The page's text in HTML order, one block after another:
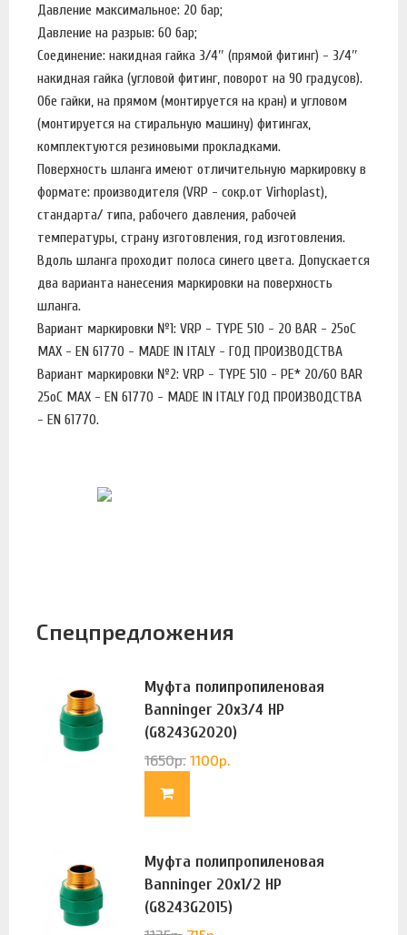
Давление максимальное: 20 бар;
Давление на разрыв: 60 бар;
Соединение: накидная гайка 3/4″ (прямой фитинг) - 3/4″
накидная гайка (угловой фитинг, поворот на 90 градусов).
Обе гайки, на прямом (монтируется на кран) и угловом
(монтируется на стиральную машину) фитингах,
комплектуются резиновыми прокладками.
Поверхность шланга имеют отличительную маркировку в
формате: производителя (VRP - сокр.от Virhoplast),
стандарта/ типа, рабочего давления, рабочей
температуры, страну изготовления, год изготовления.
Вдоль шланга проходит полоса синего цвета. Допускается
два варианта нанесения маркировки на поверхность
шланга.
Вариант маркировки №1: VRP - TYPE 510 - 20 BAR - 25оС
MAX - EN 61770 - MADE IN ITALY - ГОД ПРОИЗВОДСТВА
Вариант маркировки №2: VRP - TYPE 510 - PE* 20/60 BAR
25оС MAX - EN 61770 - MADE IN ITALY ГОД ПРОИЗВОДСТВА
- EN 61770.
Спецпредложения
Муфта полипропиленовая
Banninger 20х3/4 НР
(G8243G2020)
1650р. 1100р.
Муфта полипропиленовая
Banninger 20х1/2 НР
(G8243G2015)